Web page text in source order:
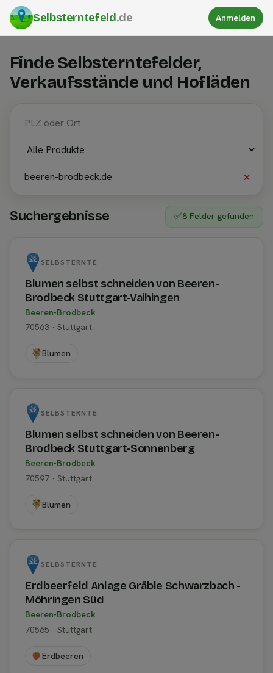
Selbsterntefeld.de Anmelden
Finde Selbsterntefelder,
Verkaufsstände und Hofläden
×
Suchergebnisse ✅8 Felder gefunden
SELBSTERNTE
Blumen selbst schneiden von Beeren-
Brodbeck Stuttgart-Vaihingen
Beeren-Brodbeck
70563 · Stuttgart
Blumen
SELBSTERNTE
Blumen selbst schneiden von Beeren-
Brodbeck Stuttgart-Sonnenberg
Beeren-Brodbeck
70597 · Stuttgart
Blumen
SELBSTERNTE
Erdbeerfeld Anlage Gräble Schwarzbach -
Möhringen Süd
Beeren-Brodbeck
70565 · Stuttgart
Erdbeeren